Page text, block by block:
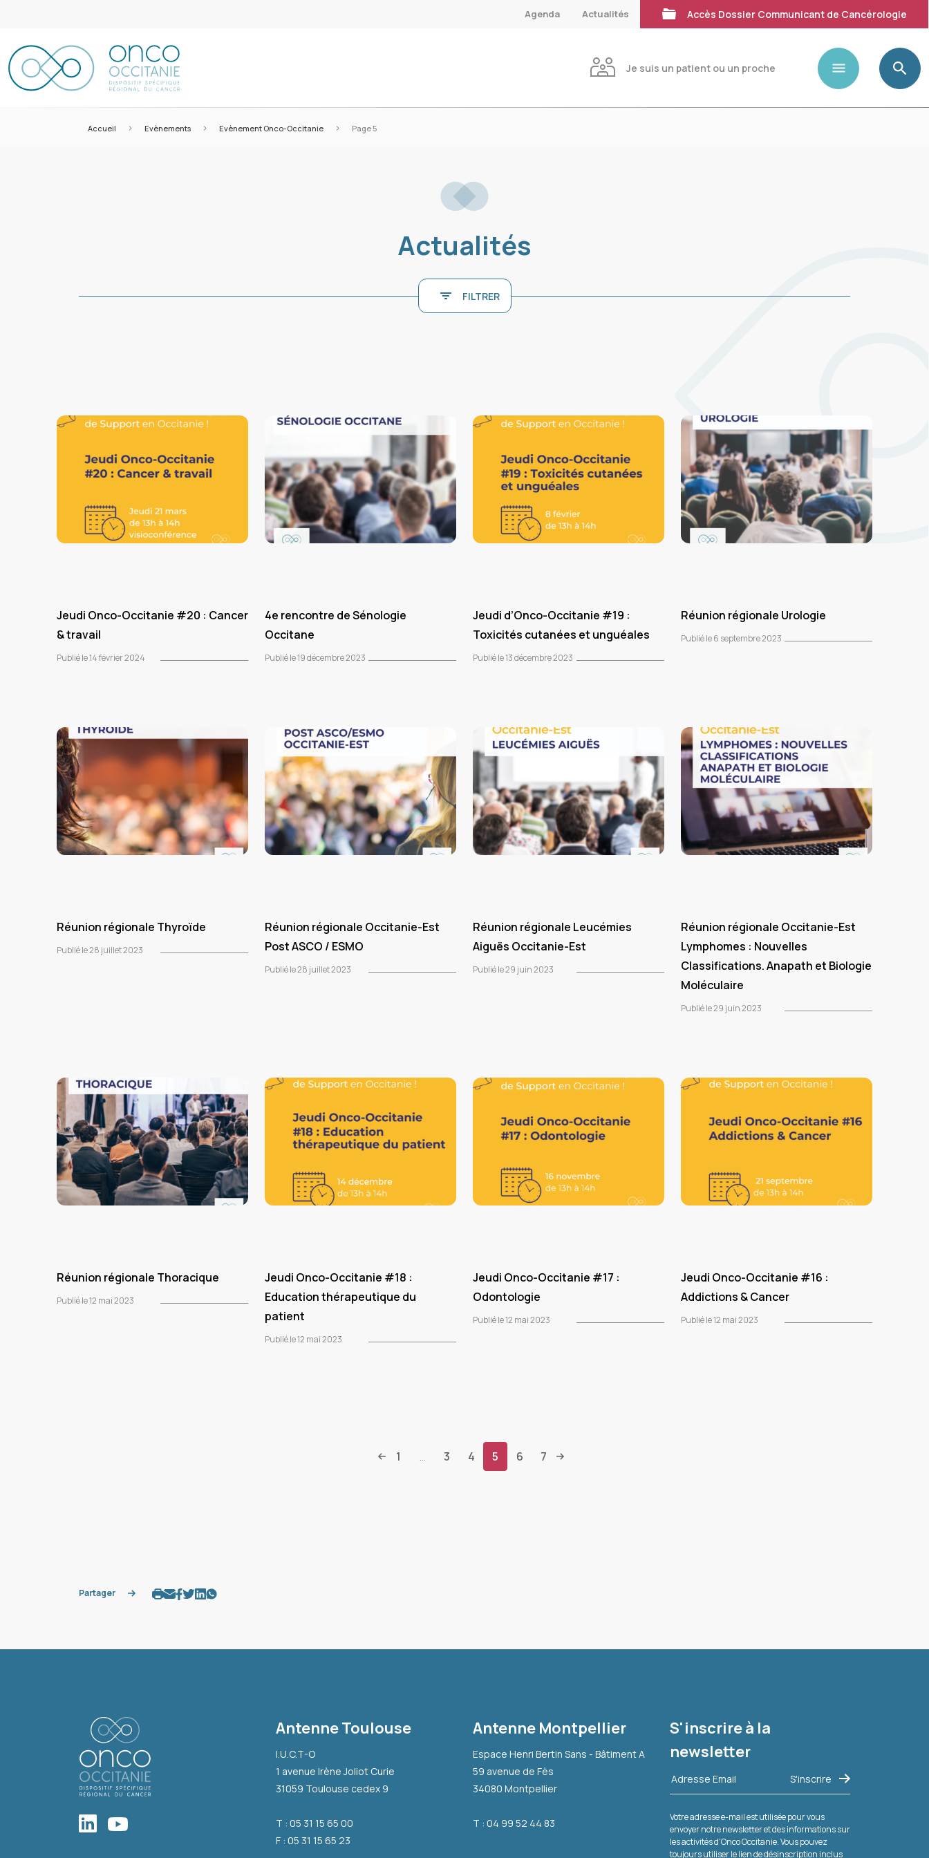
Agenda Actualités Accès Dossier Communicant de Cancérologie
Je suis un patient ou un proche
Accueil > Evènements > Evènement Onco-Occitanie > Page 5
Actualités
FILTRER
Jeudi Onco-Occitanie #20 : Cancer
& travail
Publié le 14 février 2024
4e rencontre de Sénologie
Occitane
Publié le 19 décembre 2023
Jeudi d’Onco-Occitanie #19 :
Toxicités cutanées et unguéales
Publié le 13 décembre 2023
Réunion régionale Urologie
Publié le 6 septembre 2023
Réunion régionale Thyroïde
Publié le 28 juillet 2023
Réunion régionale Occitanie-Est
Post ASCO / ESMO
Publié le 28 juillet 2023
Réunion régionale Leucémies
Aiguës Occitanie-Est
Publié le 29 juin 2023
Réunion régionale Occitanie-Est
Lymphomes : Nouvelles
Classifications. Anapath et Biologie
Moléculaire
Publié le 29 juin 2023
Réunion régionale Thoracique
Publié le 12 mai 2023
Jeudi Onco-Occitanie #18 :
Education thérapeutique du
patient
Publié le 12 mai 2023
Jeudi Onco-Occitanie #17 :
Odontologie
Publié le 12 mai 2023
Jeudi Onco-Occitanie #16 :
Addictions & Cancer
Publié le 12 mai 2023
1 3 4 5 6 7
Partager
Antenne Toulouse
I.U.C.T-O
1 avenue Irène Joliot Curie
31059 Toulouse cedex 9
T : 05 31 15 65 00
F : 05 31 15 65 23
Antenne Montpellier
Espace Henri Bertin Sans - Bâtiment A
59 avenue de Fès
34080 Montpellier
T : 04 99 52 44 83
S'inscrire à la
newsletter
Votre adresse e-mail est utilisée pour vous
envoyer notre newsletter et des informations sur
les activités d'Onco Occitanie. Vous pouvez
toujours utiliser le lien de désinscription inclus